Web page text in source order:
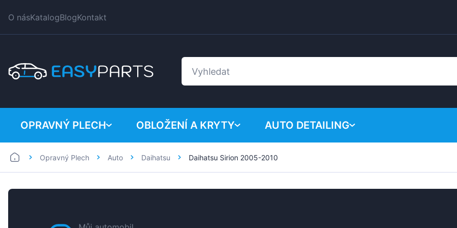
O násKatalogBlogKontakt
OPRAVNÝ PLECH
Auto
OBLOŽENÍ A KRYTY
BMW
AUTO DETAILING
Opravný Plech Auto Daihatsu Daihatsu Sirion 2005-2010